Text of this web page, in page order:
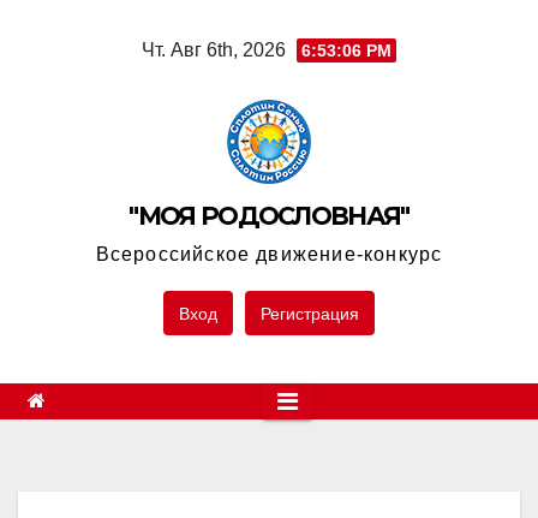
Чт. Авг 6th, 2026 6:53:07 PM
"МОЯ РОДОСЛОВНАЯ"
Всероссийское движение-конкурс
Вход Регистрация